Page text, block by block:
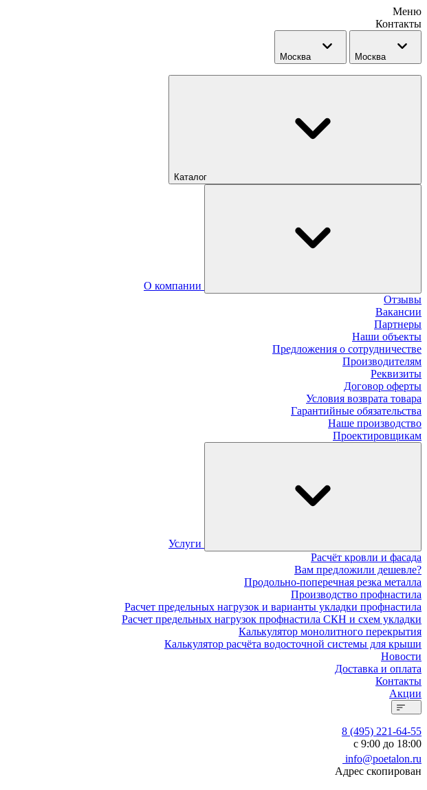
Меню
Контакты
Москва Москва
Каталог
О компании
Отзывы
Вакансии
Партнеры
Наши объекты
Предложения о сотрудничестве
Производителям
Реквизиты
Договор оферты
Условия возврата товара
Гарантийные обязательства
Наше производство
Проектировщикам
Услуги
Расчёт кровли и фасада
Вам предложили дешевле?
Продольно-поперечная резка металла
Производство профнастила
Расчет предельных нагрузок и варианты укладки профнастила
Расчет предельных нагрузок профнастила СКН и схем укладки
Калькулятор монолитного перекрытия
Калькулятор расчёта водосточной системы для крыши
Новости
Доставка и оплата
Контакты
Акции
8 (495) 221-64-55
с 9:00 до 18:00
info@poetalon.ru
Адрес скопирован